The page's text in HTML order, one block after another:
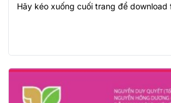
Hãy kéo xuống cuối trang để download